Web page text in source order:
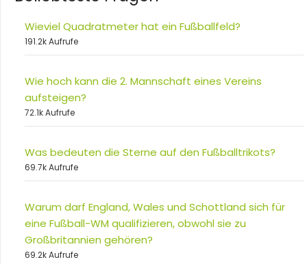
Wieviel Quadratmeter hat ein Fußballfeld?
191.2k Aufrufe
Wie hoch kann die 2. Mannschaft eines Vereins
aufsteigen?
72.1k Aufrufe
Was bedeuten die Sterne auf den Fußballtrikots?
69.7k Aufrufe
Warum darf England, Wales und Schottland sich für
eine Fußball-WM qualifizieren, obwohl sie zu
Großbritannien gehören?
69.2k Aufrufe